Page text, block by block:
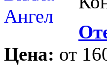
Цена: от